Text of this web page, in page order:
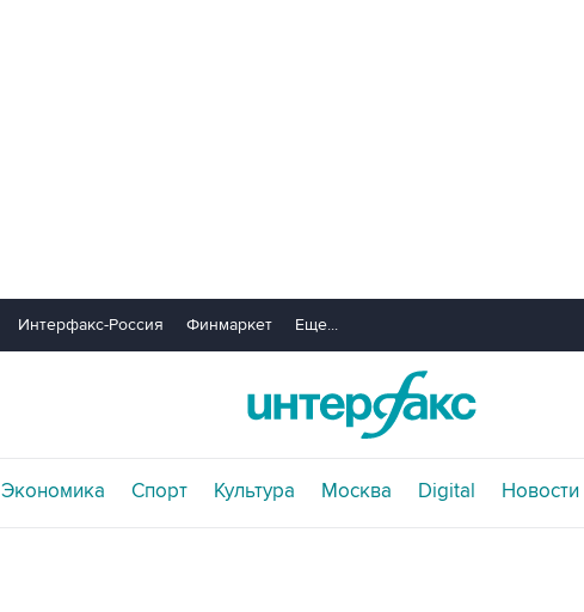
Интерфакс-Россия Финмаркет Еще...
Экономика Спорт Культура Москва Digital Новости